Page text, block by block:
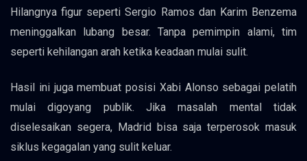
Hilangnya figur seperti Sergio Ramos dan Karim Benzema
meninggalkan lubang besar. Tanpa pemimpin alami, tim
seperti kehilangan arah ketika keadaan mulai sulit.
Hasil ini juga membuat posisi Xabi Alonso sebagai pelatih
mulai digoyang publik. Jika masalah mental tidak
diselesaikan segera, Madrid bisa saja terperosok masuk
siklus kegagalan yang sulit keluar.